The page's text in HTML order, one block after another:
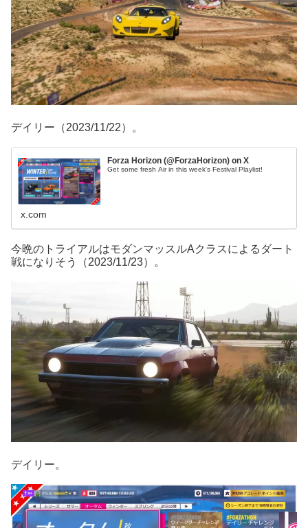
デイリー（2023/11/22）。
Forza Horizon (@ForzaHorizon) on X
Get some fresh Air in this week's Festival Playlist!
x.com
今晩のトライアルはモダンマッスルAクラスによるダート
戦になりそう（2023/11/23）。
デイリー。